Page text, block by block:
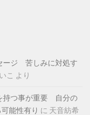
ージ 苦しみに対処す
こ より
持つ事が重要 自分の
能性有り に 天音紡希